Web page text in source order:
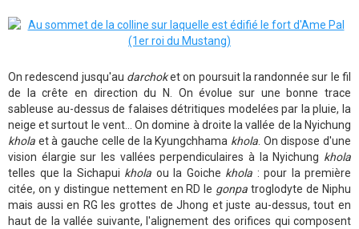
On redescend jusqu'au darchoket on poursuit la randonnée sur le fil
de la crête en direction du N. On évolue sur une bonne trace
sableuse au-dessus de falaises détritiques modelées par la pluie, la
neige et surtout le vent... On domine à droite la vallée de la Nyichung
khola et à gauche celle de la Kyungchhama khola . On dispose d'une
vision élargie sur les vallées perpendiculaires à la Nyichung khola
telles que la Sichapui khola ou la Goiche khola : pour la première
citée, on y distingue nettement en RD le gonpa troglodyte de Niphu
mais aussi en RG les grottes de Jhong et juste au-dessus, tout en
haut de la vallée suivante, l'alignement des orifices qui composent